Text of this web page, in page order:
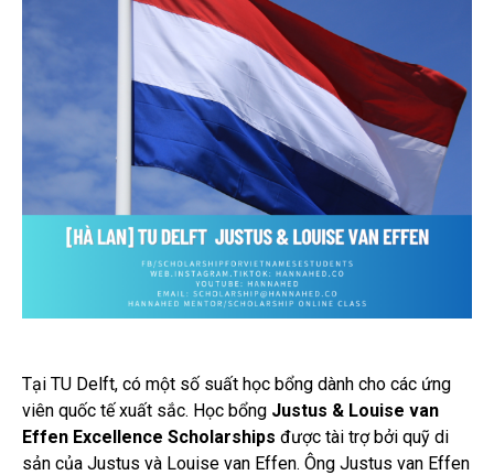
Tại TU Delft, có một số suất học bổng dành cho các ứng
viên quốc tế xuất sắc. Học bổng Justus & Louise van
Effen Excellence Scholarships được tài trợ bởi quỹ di
sản của Justus và Louise van Effen. Ông Justus van Effen